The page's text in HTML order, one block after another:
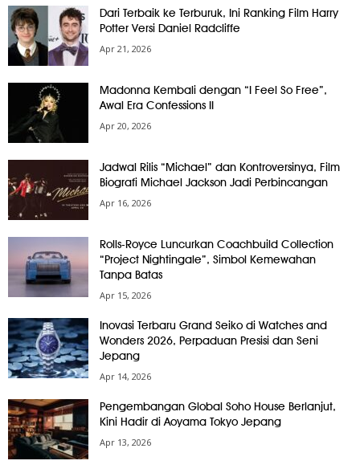
Dari Terbaik ke Terburuk, Ini Ranking Film Harry
Potter Versi Daniel Radcliffe
Apr 21, 2026
Madonna Kembali dengan “I Feel So Free”,
Awal Era Confessions II
Apr 20, 2026
Jadwal Rilis “Michael” dan Kontroversinya, Film
Biografi Michael Jackson Jadi Perbincangan
Apr 16, 2026
Rolls-Royce Luncurkan Coachbuild Collection
“Project Nightingale”, Simbol Kemewahan
Tanpa Batas
Apr 15, 2026
Inovasi Terbaru Grand Seiko di Watches and
Wonders 2026, Perpaduan Presisi dan Seni
Jepang
Apr 14, 2026
Pengembangan Global Soho House Berlanjut,
Kini Hadir di Aoyama Tokyo Jepang
Apr 13, 2026